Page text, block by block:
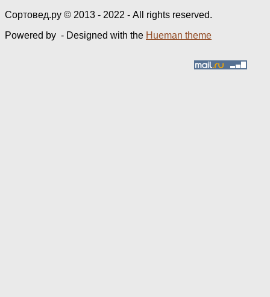
Сортовед.ру © 2013 - 2022 - All rights reserved.
Powered by - Designed with the Hueman theme